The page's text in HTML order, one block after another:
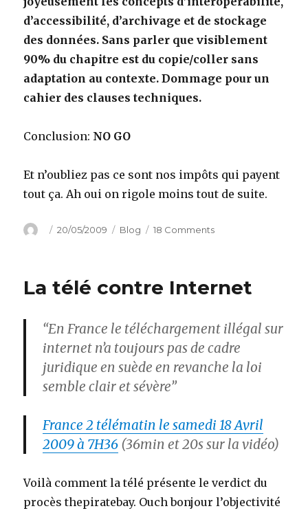
d’accessibilité, d’archivage et de stockage
des données. Sans parler que visiblement
90% du chapitre est du copie/coller sans
adaptation au contexte. Dommage pour un
cahier des clauses techniques.
Conclusion: NO GO
Et n’oubliez pas ce sont nos impôts qui payent
tout ça. Ah oui on rigole moins tout de suite.
Author
Posted
20/05/2009 Categories
Blog 18 Commentson
charges
La télé contre Internet
“En France le téléchargement illégal sur
internet n’a toujours pas de cadre
juridique en suède en revanche la loi
semble clair et sévère”
France 2 télématin le samedi 18 Avril
2009 à 7H36 (36min et 20s sur la vidéo)
Voilà comment la télé présente le verdict du
procès thepiratebay. Ouch bonjour l’objectivité